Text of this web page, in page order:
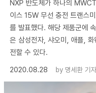
NXP 반도체가 하나의
이스 15W 무선 충전 트랜스
를 발표했다. 해당 제품군에
은 삼성전자, 샤오미, 애플,
전할 수 있다.
2020.08.28
by 명세환 기자